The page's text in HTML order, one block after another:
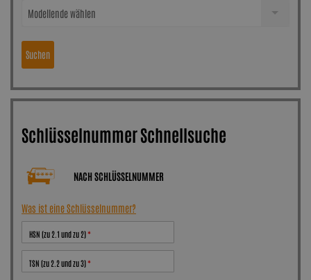
Modellende wählen
Suchen
Schlüsselnummer Schnellsuche
NACH SCHLÜSSELNUMMER
Was ist eine Schlüsselnummer?
HSN (zu 2.1 und zu 2)
TSN (zu 2.2 und zu 3)